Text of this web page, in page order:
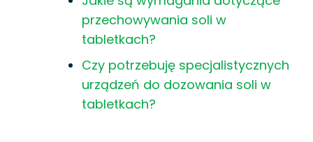
przechowywania soli w
tabletkach?
Czy potrzebuję specjalistycznych
urządzeń do dozowania soli w
tabletkach?